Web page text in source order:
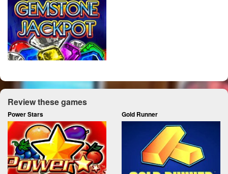
Review these games
Power Stars Gold Runner